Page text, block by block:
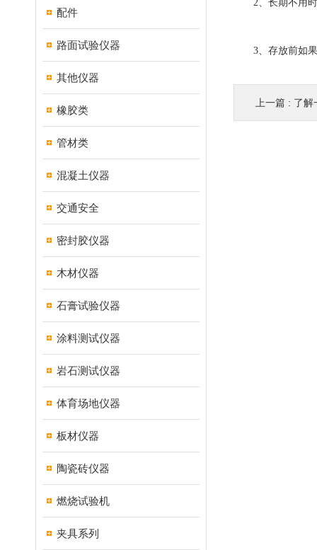
配件
路面试验仪器
其他仪器
橡胶类
管材类
混凝土仪器
交通安全
密封胶仪器
木材仪器
石膏试验仪器
涂料测试仪器
岩石测试仪器
体育场地仪器
板材仪器
陶瓷砖仪器
燃烧试验机
夹具系列
2、长期不用时
3、存放前如果
上一篇 : 了解